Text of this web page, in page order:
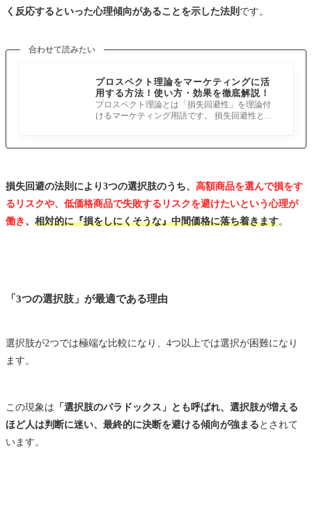
く反応するといった心理傾向があることを示した法則 です。
合わせて読みたい
プロスペクト理論をマーケティングに活
用する方法！使い方・効果を徹底解説！
プロスペクト理論とは「損失回避性」を理論付
けるマーケティング用語です。 損失回避性とい
損失回避の法則により3つの選択肢のうち、 高額商品を選んで損をす
るリスクや、低価格商品で失敗するリスクを避けたいという心理が
働き、 相対的に『損をしにくそうな』中間価格に落ち着きます。
「3つの選択肢」が最適である理由
選択肢が2つでは極端な比較になり、4つ以上では選択が困難になり
ます。
この現象は 「選択肢のパラドックス」とも呼ばれ、選択肢が増える
ほど人は判断に迷い、最終的に決断を避ける傾向が強まるとされて
います。